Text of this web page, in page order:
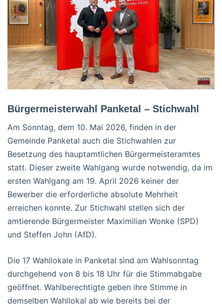
Bürgermeisterwahl Panketal – Stichwahl
Am Sonntag, dem 10. Mai 2026, finden in der
Gemeinde Panketal auch die Stichwahlen zur
Besetzung des hauptamtlichen Bürgermeisteramtes
statt. Dieser zweite Wahlgang wurde notwendig, da im
ersten Wahlgang am 19. April 2026 keiner der
Bewerber die erforderliche absolute Mehrheit
erreichen konnte. Zur Stichwahl stellen sich der
amtierende Bürgermeister Maximilian Wonke (SPD)
und Steffen John (AfD).
Die 17 Wahllokale in Panketal sind am Wahlsonntag
durchgehend von 8 bis 18 Uhr für die Stimmabgabe
geöffnet. Wahlberechtigte geben ihre Stimme in
demselben Wahllokal ab wie bereits bei der